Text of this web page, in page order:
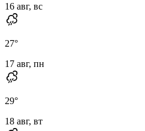
16 авг, вс
27°
17 авг, пн
29°
18 авг, вт